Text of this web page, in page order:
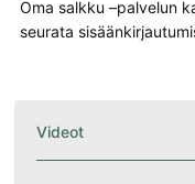
Oma salkku –palvelun
seurata
Videot